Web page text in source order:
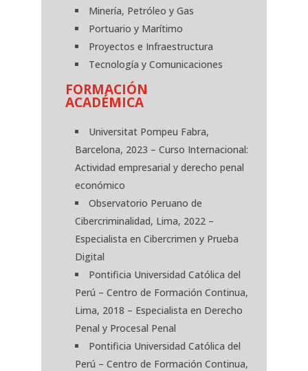
Minería, Petróleo y Gas
Portuario y Marítimo
Proyectos e Infraestructura
Tecnología y Comunicaciones
FORMACIÓN
ACADÉMICA
Universitat Pompeu Fabra,
Barcelona, 2023 – Curso Internacional:
Actividad empresarial y derecho penal
económico
Observatorio Peruano de
Cibercriminalidad, Lima, 2022 –
Especialista en Cibercrimen y Prueba
Digital
Pontificia Universidad Católica del
Perú – Centro de Formación Continua,
Lima, 2018 – Especialista en Derecho
Penal y Procesal Penal
Pontificia Universidad Católica del
Perú – Centro de Formación Continua,